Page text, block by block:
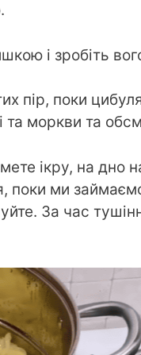
і зробіть
пір, поки
та моркви та
ікру, на дно
поки ми
За час